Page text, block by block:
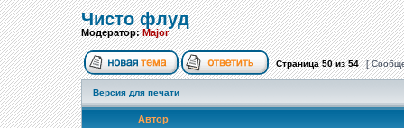
Чисто флуд
Модератор:Major
Страница50из54 [
Версия для печати
Автор